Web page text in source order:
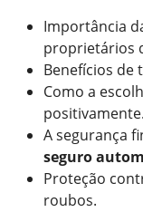
Importância
proprietários
Benefícios de
Como a
positivamente.
A segurança
seguro
Proteção
roubos.